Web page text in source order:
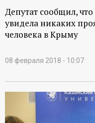
Депутат сообщил,
увидела никаких
человека в Крыму
08 февраля 2018 - 10:07